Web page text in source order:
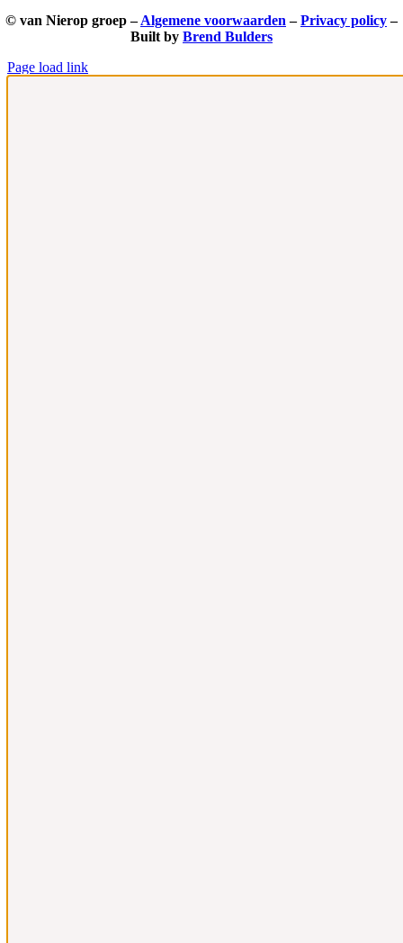
© van Nierop groep –Algemene voorwaarden –Privacy policy–
Built by Brend Bulders
Page load link
Ga